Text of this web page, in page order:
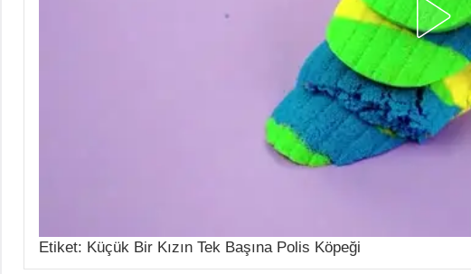
Etiket: Küçük Bir Kızın Tek Başına Polis Köpeği